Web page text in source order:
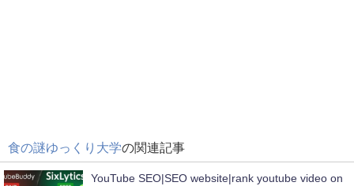
食の謎ゆっくり大学の関連記事
YouTube SEO|SEO website|rank youtube video on